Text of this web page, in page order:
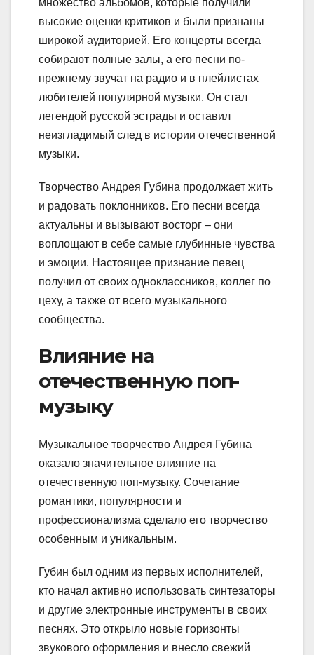
множество альбомов, которые получили
высокие оценки критиков и были признаны
широкой аудиторией. Его концерты всегда
собирают полные залы, а его песни по-
прежнему звучат на радио и в плейлистах
любителей популярной музыки. Он стал
легендой русской эстрады и оставил
неизгладимый след в истории отечественной
музыки.
Творчество Андрея Губина продолжает жить
и радовать поклонников. Его песни всегда
актуальны и вызывают восторг – они
воплощают в себе самые глубинные чувства
и эмоции. Настоящее признание певец
получил от своих одноклассников, коллег по
цеху, а также от всего музыкального
сообщества.
Влияние на
отечественную поп-
музыку
Музыкальное творчество Андрея Губина
оказало значительное влияние на
отечественную поп-музыку. Сочетание
романтики, популярности и
профессионализма сделало его творчество
особенным и уникальным.
Губин был одним из первых исполнителей,
кто начал активно использовать синтезаторы
и другие электронные инструменты в своих
песнях. Это открыло новые горизонты
звукового оформления и внесло свежий